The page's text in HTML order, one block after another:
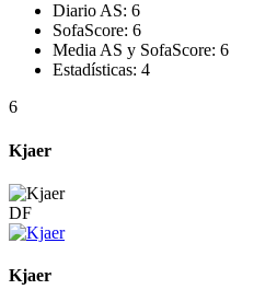
Diario AS: 6
SofaScore: 6
Media AS y SofaScore: 6
Estadísticas: 4
6
Kjaer
DF
Kjaer